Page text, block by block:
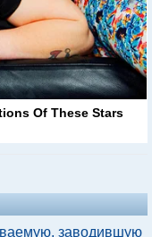
Of These Stars
заводившую